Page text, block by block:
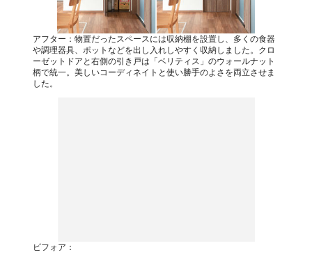
アフター：物置だったスペースには収納棚を設置し、多くの食器
や調理器具、ポットなどを出し入れしやすく収納しました。クロ
ーゼットドアと右側の引き戸は「ベリティス」のウォールナット
柄で統一。美しいコーディネイトと使い勝手のよさを両立させま
した。
ビフォア：